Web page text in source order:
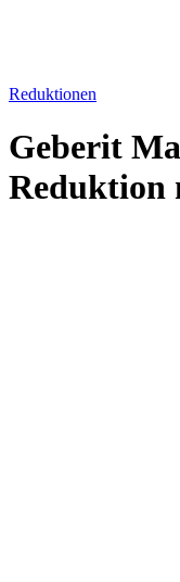
Reduktionen
Geberit
Reduktion